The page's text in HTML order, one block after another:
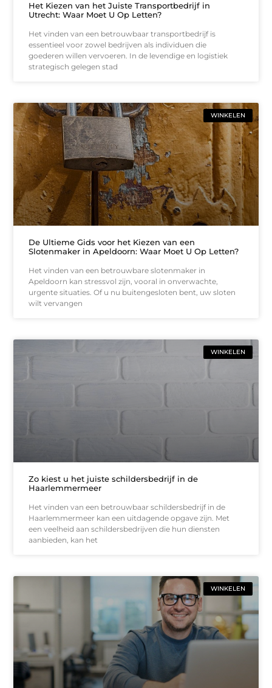
Het Kiezen van het Juiste Transportbedrijf in
Utrecht: Waar Moet U Op Letten?
Het vinden van een betrouwbaar transportbedrijf is
essentieel voor zowel bedrijven als individuen die
goederen willen vervoeren. In de levendige en logistiek
strategisch gelegen stad
WINKELEN
De Ultieme Gids voor het Kiezen van een
Slotenmaker in Apeldoorn: Waar Moet U Op Letten?
Het vinden van een betrouwbare slotenmaker in
Apeldoorn kan stressvol zijn, vooral in onverwachte,
urgente situaties. Of u nu buitengesloten bent, uw sloten
wilt vervangen
WINKELEN
Zo kiest u het juiste schildersbedrijf in de
Haarlemmermeer
Het vinden van een betrouwbaar schildersbedrijf in de
Haarlemmermeer kan een uitdagende opgave zijn. Met
een veelheid aan schildersbedrijven die hun diensten
aanbieden, kan het
WINKELEN